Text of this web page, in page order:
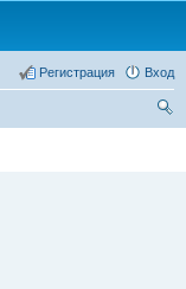
Вход
Регистрация